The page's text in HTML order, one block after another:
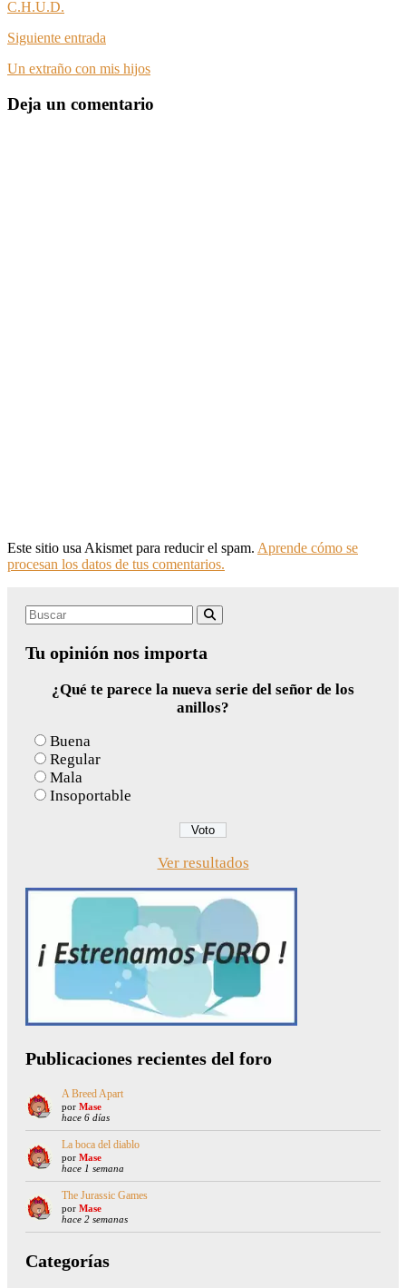
C.H.U.D.
Siguiente entrada
Un extraño con mis hijos
Deja un comentario
Este sitio usa Akismet para reducir el spam. Aprende cómo se
procesan los datos de tus comentarios.
Search
Tu opinión nos importa
¿Qué te parece la nueva serie del señor de los
anillos?
Buena
Regular
Mala
Insoportable
Ver resultados
Publicaciones recientes del foro
A Breed Apart
por Mase
hace 6 días
La boca del diablo
por Mase
hace 1 semana
The Jurassic Games
por Mase
hace 2 semanas
Categorías